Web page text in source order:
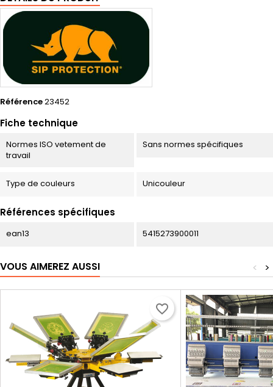
Référence23452
Fiche technique
Normes ISO vetement de
travail
Sans normes spécifiques
Type de couleurs Unicouleur
Références spécifiques
ean13 5415273900011
VOUS AIMEREZ AUSSI >
<
favorite_border